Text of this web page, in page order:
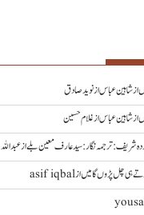
از شاہین عباسازنويد صادق
از شاہین عباسازغلام حسین
شریف: ترجمہ نگار : سید عارف معین بلےازعبداللہ
ہی چل پڑوں گا میںازasif iqbal